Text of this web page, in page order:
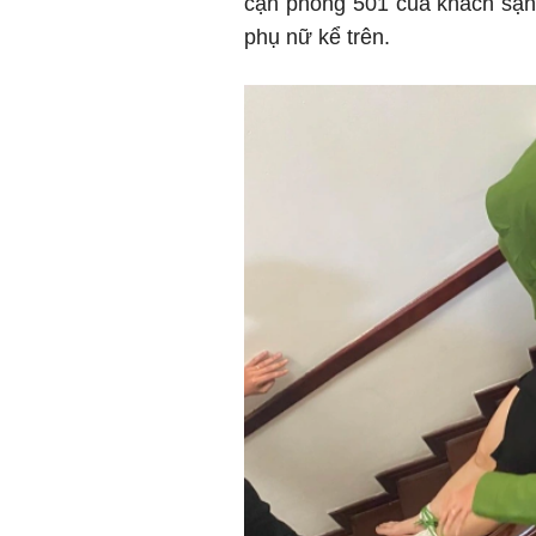
phụ nữ kể trên.